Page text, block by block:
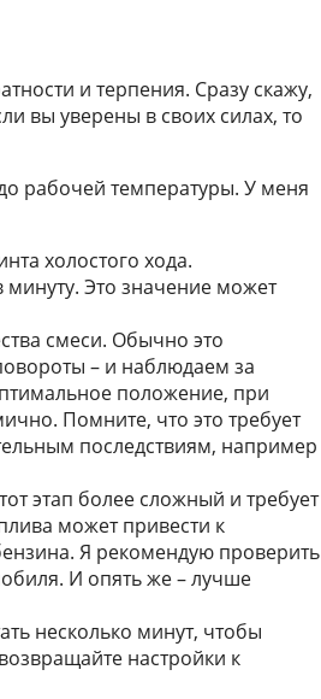
и терпения. Сразу скажу,
вы уверены в своих силах, то
рабочей температуры. У меня
холостого хода.
Это значение может
смеси. Обычно это
– и наблюдаем за
положение, при
Помните, что это требует
последствиям, например
этап более сложный и требует
может привести к
Я рекомендую проверить
И опять же – лучше
несколько минут, чтобы
настройки к